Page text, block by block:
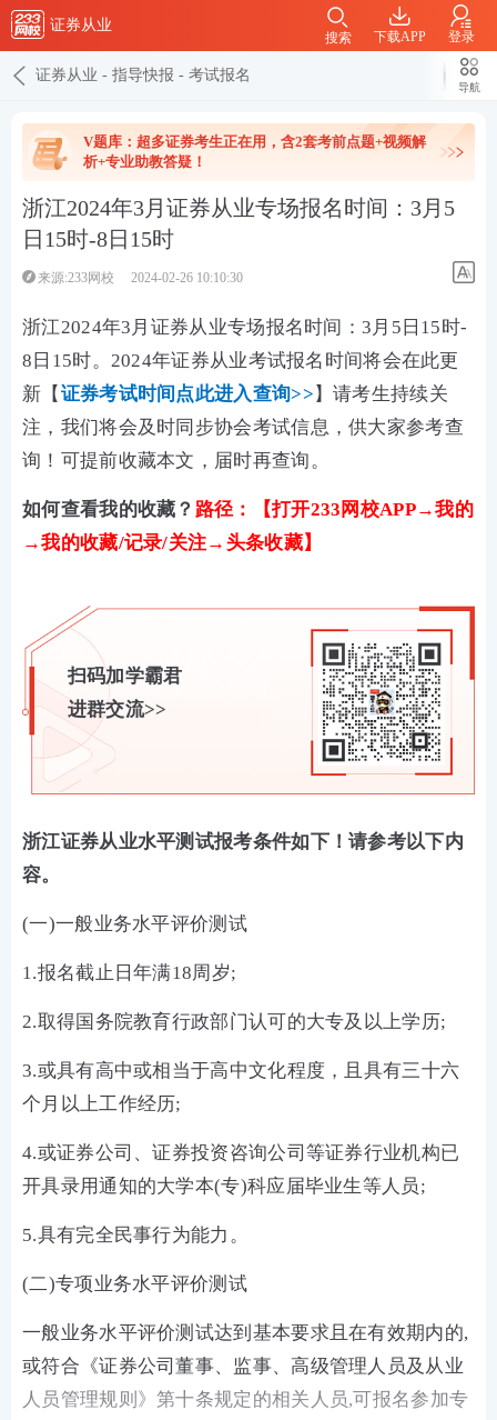
证券从业
下载APP 登录
搜索
证券从业 - 指导快报 - 考试报名
导航
V题库：超多证券考生正在用，含2套考前点题+视频解
析+专业助教答疑！
浙江2024年3月证券从业专场报名时间：3月5
日15时-8日15时
来源:233网校 2024-02-26 10:10:30
浙江2024年3月证券从业专场报名时间：3月5日15时-
8日15时。2024年证券从业考试报名时间将会在此更
新【 证券考试时间点此进入查询>> 】请考生持续关
注，我们将会及时同步协会考试信息，供大家参考查
询！可提前收藏本文，届时再查询。
如何查看我的收藏？ 路径：【打开233网校APP→我的
→我的收藏/记录/关注→头条收藏】
扫码加学霸君
进群交流>>
浙江证券从业水平测试报考条件如下！请参考以下内
容。
(一)一般业务水平评价测试
1.报名截止日年满18周岁;
2.取得国务院教育行政部门认可的大专及以上学历;
3.或具有高中或相当于高中文化程度，且具有三十六
个月以上工作经历;
4.或证券公司、证券投资咨询公司等证券行业机构已
开具录用通知的大学本(专)科应届毕业生等人员;
5.具有完全民事行为能力。
(二)专项业务水平评价测试
一般业务水平评价测试达到基本要求且在有效期内的,
或符合《证券公司董事、监事、高级管理人员及从业
人员管理规则》第十条规定的相关人员,可报名参加专